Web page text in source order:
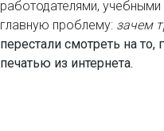
работодателями,
главную проблему: зачем
перестали смотреть на
печатью из интернета.